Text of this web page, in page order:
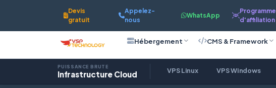
Devis
gratuit
Appelez-
nous
WhatsApp
Programme
d'affiliation
Hébergement CMS & Framework
PUISSANCE BRUTE
Infrastructure Cloud VPS Linux VPS Windows